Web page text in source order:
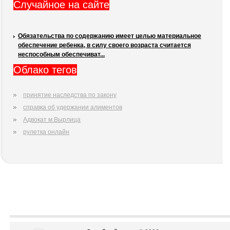
Случайное на сайте
Обязательства по содержанию имеет целью материальное
обеспечение ребенка, в силу своего возраста считается
неспособным обеспечиват...
Облако тегов
принятие наследства по закону
справка об удержании алиментов
Адвокат м.Вырлица
рулетка онлайн